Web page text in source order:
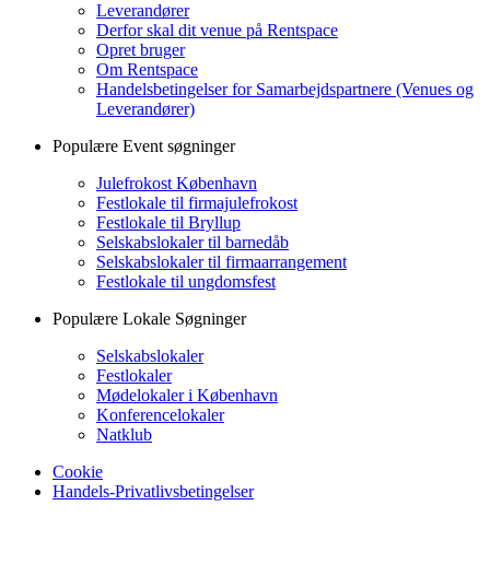
Leverandører
Derfor skal dit venue på Rentspace
Opret bruger
Om Rentspace
Handelsbetingelser for Samarbejdspartnere (Venues og
Leverandører)
Populære Event søgninger
Julefrokost København
Festlokale til firmajulefrokost
Festlokale til Bryllup
Selskabslokaler til barnedåb
Selskabslokaler til firmaarrangement
Festlokale til ungdomsfest
Populære Lokale Søgninger
Selskabslokaler
Festlokaler
Mødelokaler i København
Konferencelokaler
Natklub
Cookie
Handels-Privatlivsbetingelser